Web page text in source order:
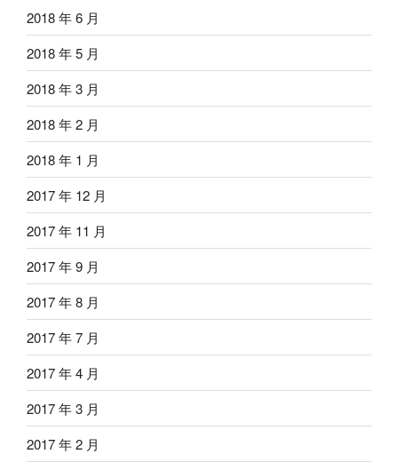
2018 年 6 月
2018 年 5 月
2018 年 3 月
2018 年 2 月
2018 年 1 月
2017 年 12 月
2017 年 11 月
2017 年 9 月
2017 年 8 月
2017 年 7 月
2017 年 4 月
2017 年 3 月
2017 年 2 月